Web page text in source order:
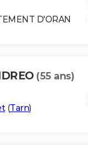
D'ORAN
(55 ans)
(Tarn)